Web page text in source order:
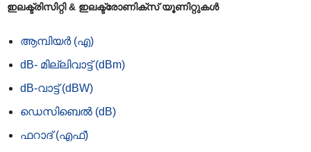
ഇലക്ട്രിസിറ്റി & ഇലക്ട്രോണിക്സ് യൂണിറ്റുകൾ
ആമ്പിയർ (എ)
dB- മില്ലിവാട്ട് (dBm)
dB-വാട്ട് (dBW)
ഡെസിബെൽ (dB)
ഫറാദ് (എഫ്)